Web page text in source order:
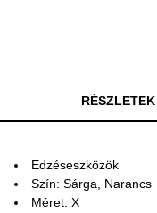
RÉSZLETEK
Edzéseszközök
Szín: Sárga, Narancs
Méret: X